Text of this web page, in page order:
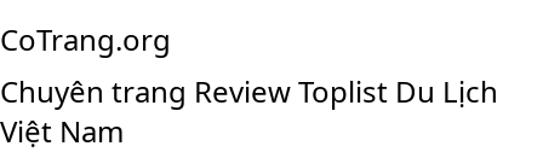
CoTrang.org
Chuyên trang Review Toplist Du Lịch
Việt Nam